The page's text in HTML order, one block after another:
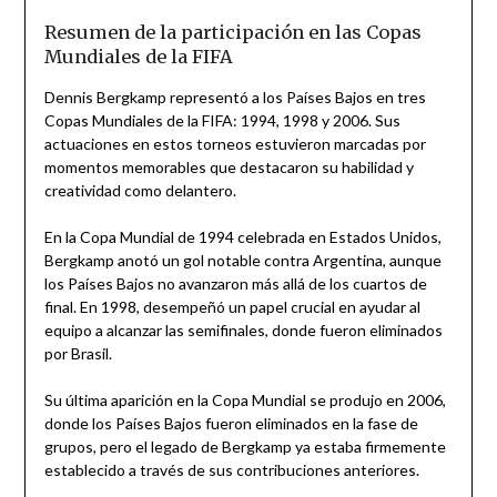
Resumen de la participación en las Copas
Mundiales de la FIFA
Dennis Bergkamp representó a los Países Bajos en tres
Copas Mundiales de la FIFA: 1994, 1998 y 2006. Sus
actuaciones en estos torneos estuvieron marcadas por
momentos memorables que destacaron su habilidad y
creatividad como delantero.
En la Copa Mundial de 1994 celebrada en Estados Unidos,
Bergkamp anotó un gol notable contra Argentina, aunque
los Países Bajos no avanzaron más allá de los cuartos de
final. En 1998, desempeñó un papel crucial en ayudar al
equipo a alcanzar las semifinales, donde fueron eliminados
por Brasil.
Su última aparición en la Copa Mundial se produjo en 2006,
donde los Países Bajos fueron eliminados en la fase de
grupos, pero el legado de Bergkamp ya estaba firmemente
establecido a través de sus contribuciones anteriores.